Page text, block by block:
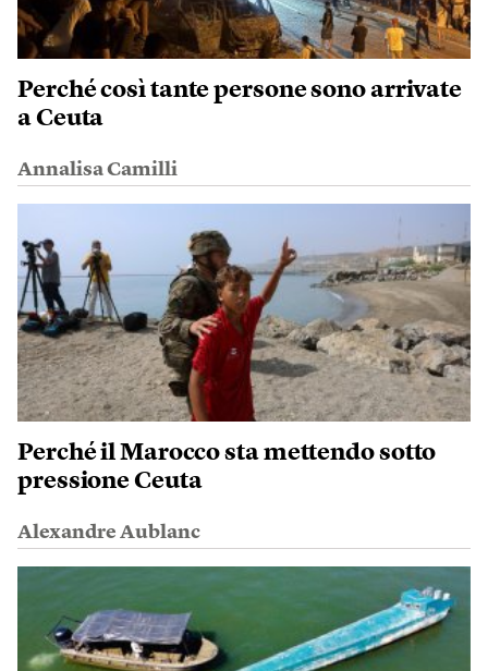
Perché così tante persone sono arrivate
a Ceuta
Annalisa Camilli
Perché il Marocco sta mettendo sotto
pressione Ceuta
Alexandre Aublanc